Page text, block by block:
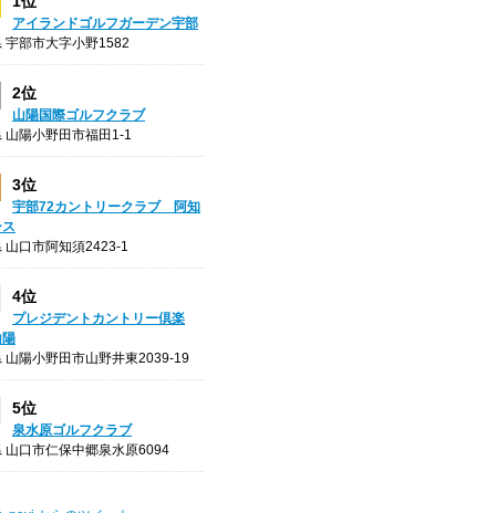
アイランドゴルフガーデン宇部
宇部市大字小野1582
2位
山陽国際ゴルフクラブ
山陽小野田市福田1-1
3位
宇部72カントリークラブ 阿知
山口市阿知須2423-1
4位
プレジデントカントリー倶楽
山陽小野田市山野井東2039-19
5位
泉水原ゴルフクラブ
山口市仁保中郷泉水原6094